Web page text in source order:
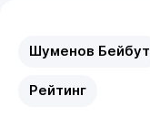
Шуменов Бейбут
Рейтинг